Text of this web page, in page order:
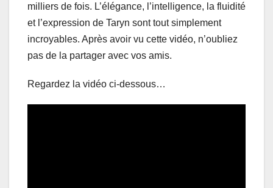
milliers de fois. L’élégance, l’intelligence, la fluidité
et l’expression de Taryn sont tout simplement
incroyables. Après avoir vu cette vidéo, n’oubliez
pas de la partager avec vos amis.
Regardez la vidéo ci-dessous…